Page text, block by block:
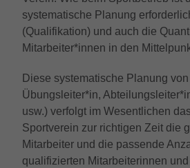
systematische Planung
(Qualifikation) und auch die
Mitarbeiter*innen in den
Diese systematische Planung
Übungsleiter*in,
usw.) verfolgt im Wesentlichen
Sportverein zur richtigen Zeit die
Mitarbeiter und die passende
qualifizierten Mitarbeiterinnen
Anbieter TYPO3
Laufzeit 1 Jahr
Zweck
Enthält die
Einstellungen.
Zweck
Kampagnendaten
Nutzung der
Analysebericht der
Die Cookies
anonym und weisen
generierte Nummer
Besucher zu
Name _gid
Anbieter Google LLC
Laufzeit 6 Monate
Zweck
ID, über die Google
Einstellungen und
speichert,
Sprache (z. B.
Suchergebnisse pro
werden sollen (z. B.
Externe Inhalte
Wir verwenden auf unserer Website
Ihnen zusätzliche Informationen